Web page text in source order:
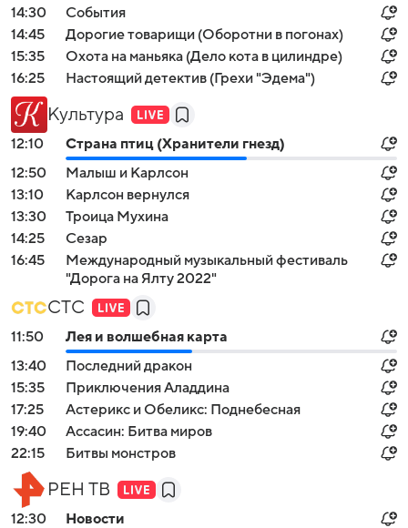
14:30
События
14:45
Дорогие товарищи (Оборотни в погонах)
15:35
Охота на маньяка (Дело кота в цилиндре)
16:25
Настоящий детектив (Грехи "Эдема")
Культура
12:10
Страна птиц (Хранители гнезд)
12:50
Малыш и Карлсон
13:10
Карлсон вернулся
13:30
Троица Мухина
14:25
Сезар
16:45
Международный музыкальный фестиваль
"Дорога на Ялту 2022"
СТС
11:50
Лея и волшебная карта
13:40
Последний дракон
15:35
Приключения Аладдина
17:25
Астерикс и Обеликс: Поднебесная
19:40
Ассасин: Битва миров
22:15
Битвы монстров
РЕН ТВ
12:30
Новости